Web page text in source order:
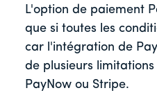
L'option de paiement
que si toutes les
car l'intégration de
de plusieurs
PayNow ou Stripe.